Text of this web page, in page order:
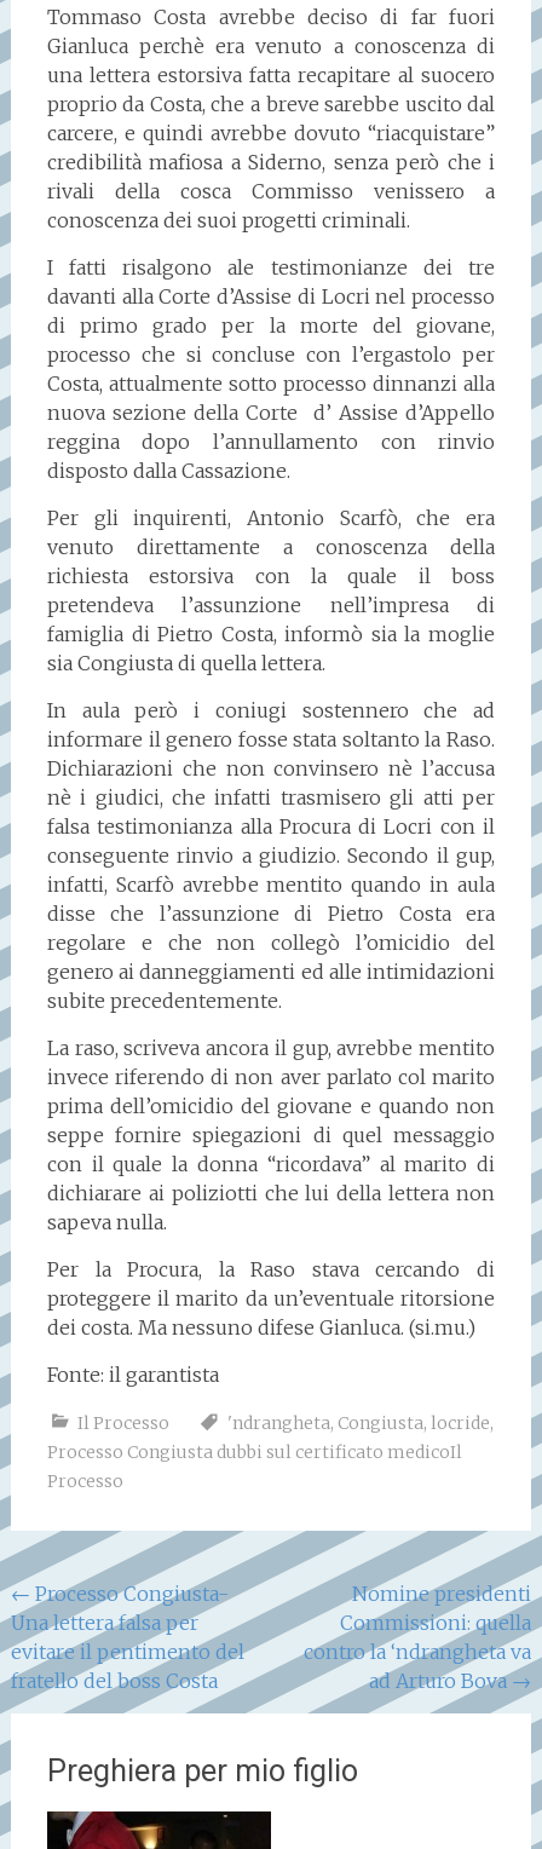
Tommaso Costa avrebbe deciso di far fuori
Gianluca perchè era venuto a conoscenza di
una lettera estorsiva fatta recapitare al suocero
proprio da Costa, che a breve sarebbe uscito dal
carcere, e quindi avrebbe dovuto “riacquistare”
credibilità mafiosa a Siderno, senza però che i
rivali della cosca Commisso venissero a
conoscenza dei suoi progetti criminali.
I fatti risalgono ale testimonianze dei tre
davanti alla Corte d’Assise di Locri nel processo
di primo grado per la morte del giovane,
processo che si concluse con l’ergastolo per
Costa, attualmente sotto processo dinnanzi alla
nuova sezione della Corte d’ Assise d’Appello
reggina dopo l’annullamento con rinvio
disposto dalla Cassazione.
Per gli inquirenti, Antonio Scarfò, che era
venuto direttamente a conoscenza della
richiesta estorsiva con la quale il boss
pretendeva l’assunzione nell’impresa di
famiglia di Pietro Costa, informò sia la moglie
sia Congiusta di quella lettera.
In aula però i coniugi sostennero che ad
informare il genero fosse stata soltanto la Raso.
Dichiarazioni che non convinsero nè l’accusa
nè i giudici, che infatti trasmisero gli atti per
falsa testimonianza alla Procura di Locri con il
conseguente rinvio a giudizio. Secondo il gup,
infatti, Scarfò avrebbe mentito quando in aula
disse che l’assunzione di Pietro Costa era
regolare e che non collegò l’omicidio del
genero ai danneggiamenti ed alle intimidazioni
subite precedentemente.
La raso, scriveva ancora il gup, avrebbe mentito
invece riferendo di non aver parlato col marito
prima dell’omicidio del giovane e quando non
seppe fornire spiegazioni di quel messaggio
con il quale la donna “ricordava” al marito di
dichiarare ai poliziotti che lui della lettera non
sapeva nulla.
Per la Procura, la Raso stava cercando di
proteggere il marito da un’eventuale ritorsione
dei costa. Ma nessuno difese Gianluca. (si.mu.)
Fonte: il garantista
Il Processo 'ndrangheta, Congiusta, locride,
Processo Congiusta dubbi sul certificato medicoIl
Processo
Navigazione
articoli
← Processo Congiusta-
Una lettera falsa per
evitare il pentimento del
fratello del boss Costa
Nomine presidenti
Commissioni: quella
contro la ‘ndrangheta va
ad Arturo Bova→
Preghiera per mio figlio